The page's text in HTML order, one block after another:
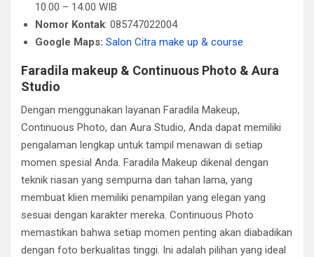
10.00 – 14.00 WIB
Nomor Kontak: 085747022004
Google Maps: Salon Citra make up & course
Faradila makeup & Continuous Photo & Aura
Studio
Dengan menggunakan layanan Faradila Makeup,
Continuous Photo, dan Aura Studio, Anda dapat memiliki
pengalaman lengkap untuk tampil menawan di setiap
momen spesial Anda. Faradila Makeup dikenal dengan
teknik riasan yang sempurna dan tahan lama, yang
membuat klien memiliki penampilan yang elegan yang
sesuai dengan karakter mereka. Continuous Photo
memastikan bahwa setiap momen penting akan diabadikan
dengan foto berkualitas tinggi. Ini adalah pilihan yang ideal